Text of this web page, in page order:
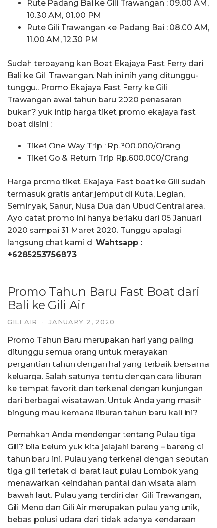
Rute Padang Bai ke Gili Trawangan : 09.00 AM,
10.30 AM, 01.00 PM
Rute Gili Trawangan ke Padang Bai : 08.00 AM,
11.00 AM, 12.30 PM
Sudah terbayang kan Boat Ekajaya Fast Ferry dari
Bali ke Gili Trawangan. Nah ini nih yang ditunggu-
tunggu.. Promo Ekajaya Fast Ferry ke Gili
Trawangan awal tahun baru 2020 penasaran
bukan? yuk intip harga tiket promo ekajaya fast
boat disini :
Tiket One Way Trip : Rp.300.000/Orang
Tiket Go & Return Trip Rp.600.000/Orang
Harga promo tiket Ekajaya Fast boat ke Gili sudah
termasuk gratis antar jemput di Kuta, Legian,
Seminyak, Sanur, Nusa Dua dan Ubud Central area.
Ayo catat promo ini hanya berlaku dari 05 Januari
2020 sampai 31 Maret 2020. Tunggu apalagi
langsung chat kami di Wahtsapp :
+6285253756873
Promo Tahun Baru Fast Boat dari
Bali ke Gili Air
GILI AIR · JANUARY 2, 2020
Promo Tahun Baru merupakan hari yang paling
ditunggu semua orang untuk merayakan
pergantian tahun dengan hal yang terbaik bersama
keluarga. Salah satunya tentu dengan cara liburan
ke tempat favorit dan terkenal dengan kunjungan
dari berbagai wisatawan. Untuk Anda yang masih
bingung mau kemana liburan tahun baru kali ini?
Pernahkan Anda mendengar tentang Pulau tiga
Gili? bila belum yuk kita jelajahi bareng – bareng di
tahun baru ini. Pulau yang terkenal dengan sebutan
tiga gili terletak di barat laut pulau Lombok yang
menawarkan keindahan pantai dan wisata alam
bawah laut. Pulau yang terdiri dari Gili Trawangan,
Gili Meno dan Gili Air merupakan pulau yang unik,
bebas polusi udara dari tidak adanya kendaraan